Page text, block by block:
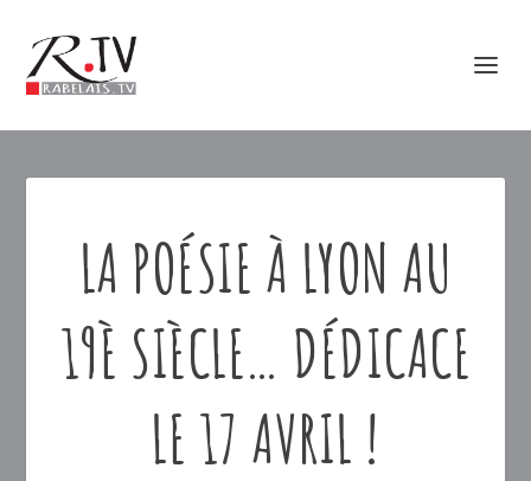
LA POÉSIE À LYON AU
19È SIÈCLE… DÉDICACE
LE 17 AVRIL !